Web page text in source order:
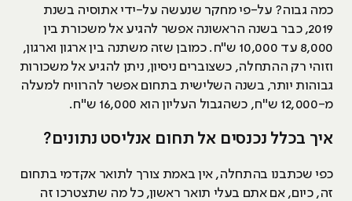
כמה גבוה? על-פי מחקר שנעשה על-ידי אתוסיה בשנת
2019, כבר בשנה הראשונה אפשר להגיע אל משכורת בין
8,000 עד 10,000 ש"ח. כמובן שזה משתנה בין ארגון וארגון,
וזוהי רק ההתחלה, כשצוברים ניסיון, ניתן להגיע אל משכורות
גבוהות יותר, בשנה השלישית בתחום אפשר להרוויח למעלה
מ-12,000 ש"ח, כשהגבול העליון הוא 16,000 ש"ח.
איך בכלל נכנסים אל תחום אנליסט נתונים?
כפי שכתבנו בהתחלה, אין באמת צורך לתואר אקדמי בתחום
זה, כיום, אם אתם בעלי תואר ראשון, כל מה שתצטרכו זה